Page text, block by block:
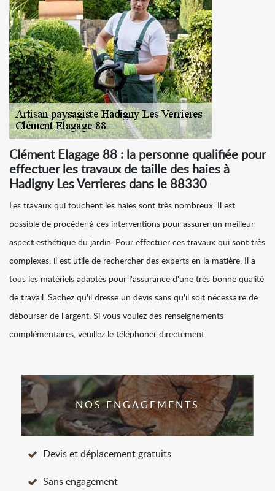
Clément Elagage 88 : la personne qualifiée pour
effectuer les travaux de taille des haies à
Hadigny Les Verrieres dans le 88330
Les travaux qui touchent les haies sont très nombreux. Il est
possible de procéder à ces interventions pour assurer un meilleur
aspect esthétique du jardin. Pour effectuer ces travaux qui sont très
complexes, il est utile de rechercher des experts en la matière. Il a
tous les matériels adaptés pour l'assurance d'une très bonne qualité
de travail. Sachez qu'il dresse un devis sans qu'il soit nécessaire de
débourser de l'argent. Si vous voulez des renseignements
complémentaires, veuillez le téléphoner directement.
NOS ENGAGEMENTS
Devis et déplacement gratuits
Sans engagement